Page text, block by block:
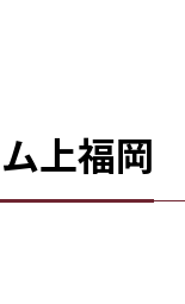
上福岡